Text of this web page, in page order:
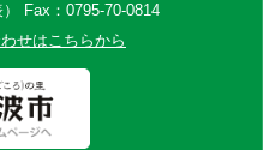
） Fax：0795-70-0814
せはこちらから